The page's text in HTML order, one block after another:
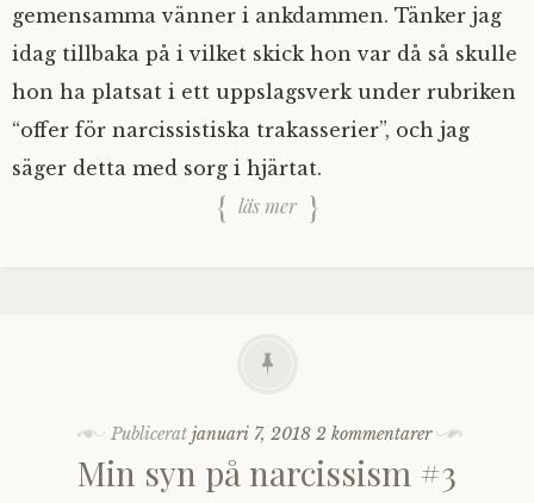
gemensamma vänner i ankdammen. Tänker jag
idag tillbaka på i vilket skick hon var då så skulle
hon ha platsat i ett uppslagsverk under rubriken
“offer för narcissistiska trakasserier”, och jag
säger detta med sorg i hjärtat.
läs mer
Publicerat januari 7, 2018 2 kommentarer
Min syn på narcissism #3